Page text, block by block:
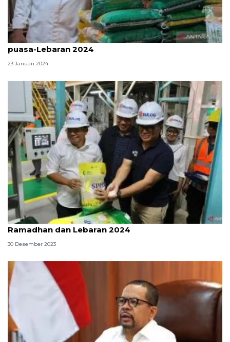
Bulog Sumut cukupi kebutuhan pangan selama
puasa-Lebaran 2024
23 Januari 2024
Dirut Bulog pastikan stok beras aman untuk
Ramadhan dan Lebaran 2024
30 Desember 2023